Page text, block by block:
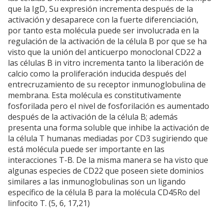
que la IgD, Su expresión incrementa después de la
activación y desaparece con la fuerte diferenciación,
por tanto esta molécula puede ser involucrada en la
regulación de la activación de la célula B por que se ha
visto que la unión del anticuerpo monoclonal CD22 a
las células B in vitro incrementa tanto la liberación de
calcio como la proliferación inducida después del
entrecruzamiento de su receptor inmunoglobulina de
membrana. Esta molécula es constitutivamente
fosforilada pero el nivel de fosforilación es aumentado
después de la activación de la célula B; además
presenta una forma soluble que inhibe la activación de
la célula T humanas mediadas por CD3 sugiriendo que
está molécula puede ser importante en las
interacciones T-B. De la misma manera se ha visto que
algunas especies de CD22 que poseen siete dominios
similares a las inmunoglobulinas son un ligando
específico de la célula B para la molécula CD45Ro del
linfocito T. (5, 6, 17,21)